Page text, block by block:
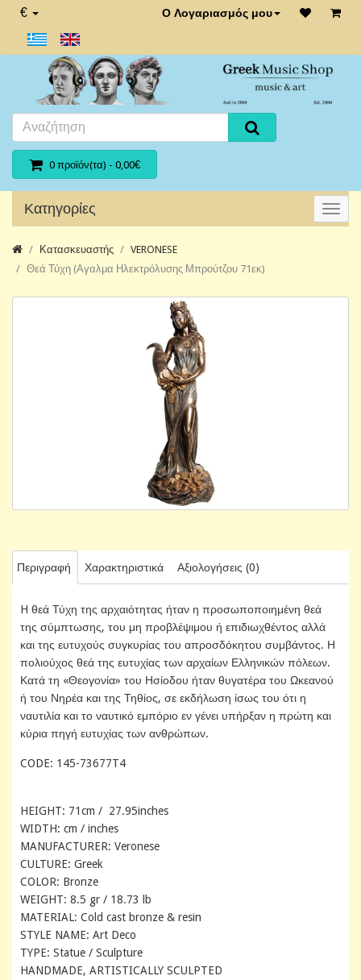
€ Ο Λογαριασμός μου
0 προϊόν(τα) - 0,00€
Κατηγορίες
Κατασκευαστής
VERONESE
Θεά Τύχη (Αγαλμα Ηλεκτρόλυσης Μπρούτζου 71εκ)
Περιγραφή Χαρακτηριστικά Αξιολογήσεις (0)
H θεά Τύχη της αρχαιότητας ήταν η προσωποποιημένη θεά
της σύμπτωσης, του μη προβλέψιμου ή επιδιωχθέντος αλλά
και της ευτυχούς συγκυρίας του απροσδόκητου συμβάντος. Η
πολιούχος θεά της ευτυχίας των αρχαίων Ελληνικών πόλεων.
Κατά τη «Θεογονία» του Ησίοδου ήταν θυγατέρα του Ωκεανού
ή του Νηρέα και της Τηθίος, σε εκδήλωση ίσως του ότι η
ναυτιλία και το ναυτικό εμπόριο εν γένει υπήρξαν η πρώτη και
κύρια πηγή ευτυχίας των ανθρώπων.
CODE: 145-73677T4
HEIGHT: 71cm / 27.95inches
WIDTH: cm / inches
MANUFACTURER: Veronese
CULTURE: Greek
COLOR: Bronze
WEIGHT: 8.5 gr / 18.73 lb
MATERIAL: Cold cast bronze & resin
STYLE NAME: Art Deco
TYPE: Statue / Sculpture
HANDMADE, ARTISTICALLY SCULPTED